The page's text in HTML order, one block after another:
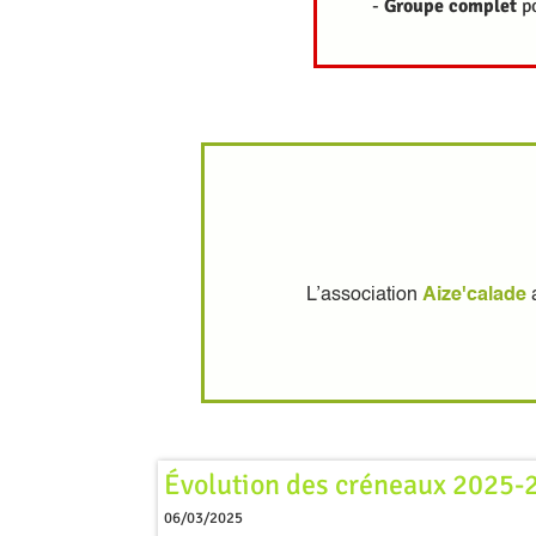
- Groupe complet
L’association Aize'calade
Évolution des créneaux 2025-
06/03/2025